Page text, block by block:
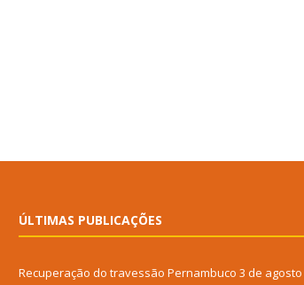
ÚLTIMAS PUBLICAÇÕES
Recuperação do travessão Pernambuco 3 de agosto